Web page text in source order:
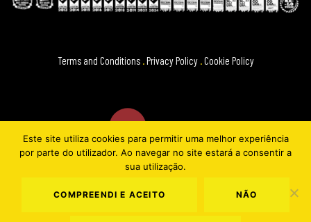
Terms and Conditions .Privacy Policy .Cookie Policy
Este site utiliza cookies para permitir uma melhor experiência
por parte do utilizador. Ao navegar no site estará a consentir a
sua utilização.
COMPREENDI E ACEITO NÃO